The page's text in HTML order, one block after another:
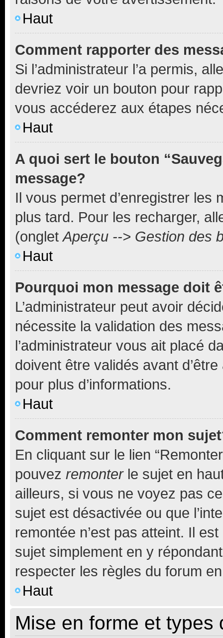
Haut
Comment rapporter des
Si l’administrateur l’a permis,
devriez voir un bouton pour
vous accéderez aux étapes
Haut
A quoi sert le bouton
message?
Il vous permet d’enregistrer
plus tard. Pour les recharger,
(ongletAperçu --> Gestion des
Haut
Pourquoi mon message doit
L’administrateur peut avoir
nécessite la validation des
l’administrateur vous ait placé
doivent être validés avant
pour plus d’informations.
Haut
Comment remonter mon
En cliquant sur le lien
pouvez remonterle sujet en
ailleurs, si vous ne voyez pas
sujet est désactivée ou que
remontée n’est pas atteint. Il
sujet simplement en y
respecter les règles du forum
Haut
Mise en forme et types